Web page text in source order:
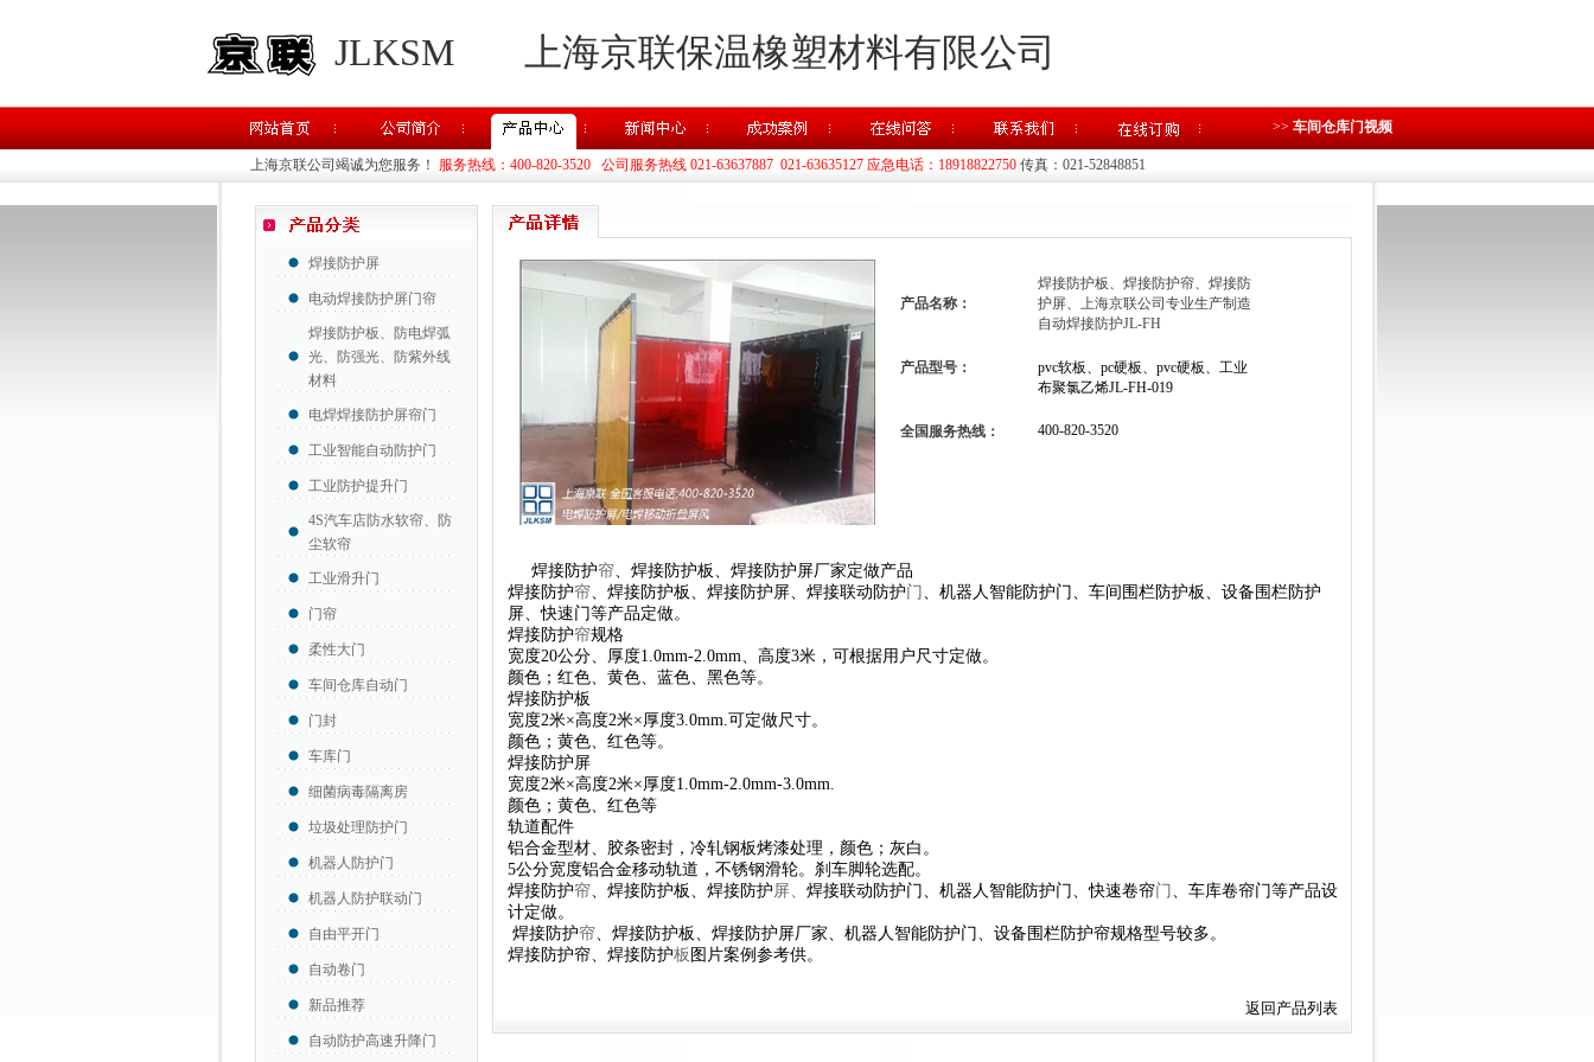
JLKSM 上海京联保温橡塑材料有限公司
>> 车间仓库门视频
上海京联公司竭诚为您服务！ 服务热线：400-820-3520 公司服务热线 021-63637887 021-63635127 应急电话：18918822750传真：021-52848851
焊接防护屏
电动焊接防护屏门帘
焊接防护板、防电焊弧
光、防强光、防紫外线
材料
电焊焊接防护屏帘门
工业智能自动防护门
工业防护提升门
4S汽车店防水软帘、防
尘软帘
工业滑升门
门帘
柔性大门
车间仓库自动门
门封
车库门
细菌病毒隔离房
垃圾处理防护门
机器人防护门
机器人防护联动门
自由平开门
自动卷门
新品推荐
自动防护高速升降门
产品名称：
焊接防护板、焊接防护帘、焊接防
护屏、上海京联公司专业生产制造
自动焊接防护JL-FH
产品型号：
pvc软板、pc硬板、pvc硬板、工业
布聚氯乙烯JL-FH-019
全国服务热线： 400-820-3520
焊接防护帘、焊接防护板、焊接防护屏厂家定做产品
焊接防护帘、焊接防护板、焊接防护屏、焊接联动防护门 、机器人智能防护门、车间围栏防护板、设备围栏防护
屏、快速门等产品定做。
焊接防护帘规格
宽度20公分、厚度1.0mm-2.0mm、高度3米，可根据用户尺寸定做。
颜色；红色、黄色、蓝色、黑色等。
焊接防护板
宽度2米×高度2米×厚度3.0mm.可定做尺寸。
颜色；黄色、红色等。
焊接防护屏
宽度2米×高度2米×厚度1.0mm-2.0mm-3.0mm.
颜色；黄色、红色等
轨道配件
铝合金型材、胶条密封，冷轧钢板烤漆处理，颜色；灰白。
5公分宽度铝合金移动轨道，不锈钢滑轮。刹车脚轮选配。
焊接防护帘、焊接防护板、焊接防护屏、 焊接联动 防护门、机器人智能防护门、快速卷帘门 、车库卷帘门等产品设
计定做。
焊接防护帘、焊接防护板、焊接防护屏厂家、机器人智能防护门、设备围栏防护帘规格型号较多。
焊接防护帘、焊接防护板 图片案例参考供。
返回产品列表